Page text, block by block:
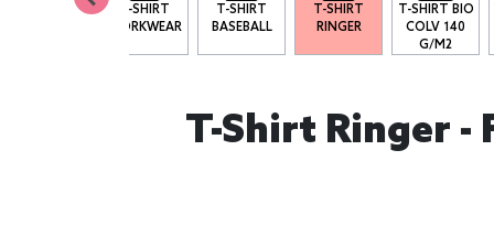
T SHIRT BIO
T-SHIRT
WORKWEAR
T-SHIRT
BASEBALL
T-SHIRT
RINGER
T-SHIRT BIO
COLV 140
G/M2
T-Shirt Ringer -